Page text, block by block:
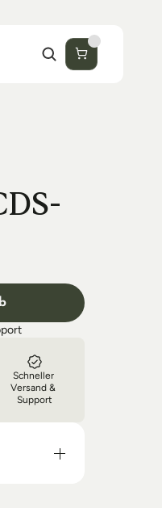
Schneller
Versand &
Support
auf dem